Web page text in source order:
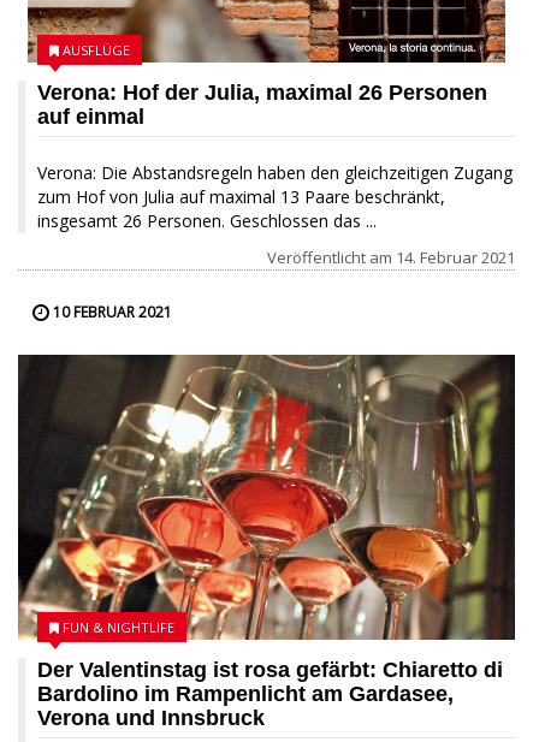
Verona: Hof der Julia, maximal 26 Personen
auf einmal
Verona: Die Abstandsregeln haben den gleichzeitigen Zugang
zum Hof von Julia auf maximal 13 Paare beschränkt,
insgesamt 26 Personen. Geschlossen das ...
AUSFLÜGE
Veröffentlicht am 14. Februar 2021
10 FEBRUAR 2021
Der Valentinstag ist rosa gefärbt: Chiaretto di
Bardolino im Rampenlicht am Gardasee,
Verona und Innsbruck
FUN & NIGHTLIFE